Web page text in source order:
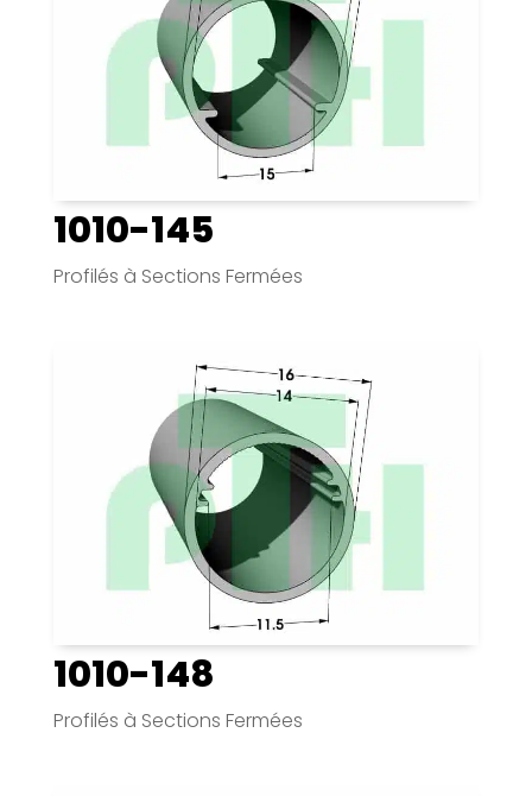
1010-145
Profilés à Sections Fermées
1010-148
Profilés à Sections Fermées